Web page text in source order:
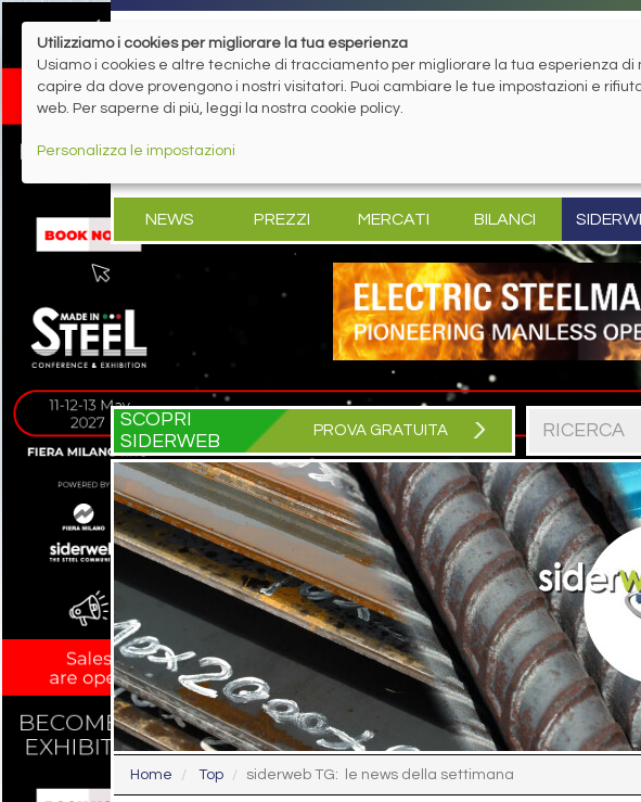
NEWS PREZZI MERCATI BILANCI
SCOPRI
SIDERWEB
PROVA GRATUITA
Home Top siderweb TG: le news della settimana
Utilizziamo i cookies per migliorare la tua esperienza
Usiamo i cookies e altre tecniche di tracciamento per migliorare la tua esperienza
capire da dove provengono i nostri visitatori. Puoi cambiare le tue impostazioni e
web. Per saperne di più, leggi la nostra cookie policy.
Personalizza le impostazioni